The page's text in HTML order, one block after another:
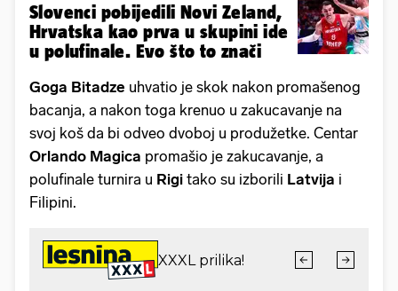
Slovenci pobijedili Novi Zeland,
Hrvatska kao prva u skupini ide
u polufinale. Evo što to znači
Goga Bitadze uhvatio je skok nakon promašenog
bacanja, a nakon toga krenuo u zakucavanje na
svoj koš da bi odveo dvoboj u produžetke. Centar
Orlando Magica promašio je zakucavanje, a
polufinale turnira u Rigi tako su izborili Latvija i
Filipini.